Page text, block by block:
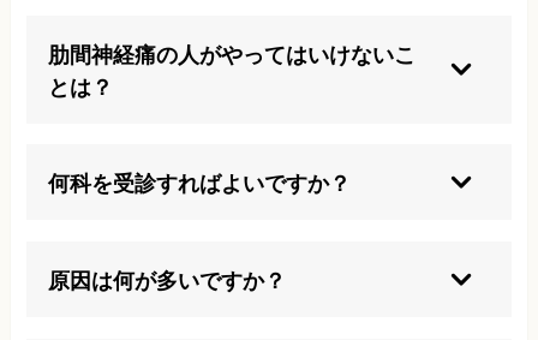
症状が続く場合は早めに専門的な治療が必要で
す。
肋間神経痛の人がやってはいけないこ
とは？
は避けましょう。
何科を受診すればよいですか？
の他の場合は内科の受診が一般的です。
原因は何が多いですか？